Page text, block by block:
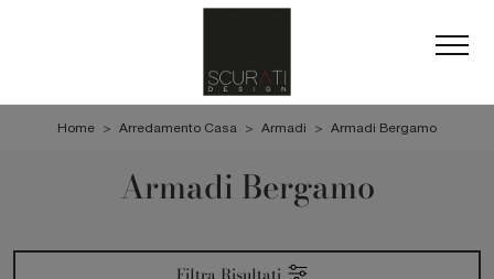
Home > Arredamento Casa > Armadi > Armadi Bergamo
Armadi Bergamo
Filtra Risultati